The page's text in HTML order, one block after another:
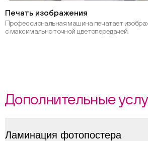
Печать изображения
Профессиональная машина печатает
с максимально точной цветопередачей.
Дополнительные
Ламинация фотопостера